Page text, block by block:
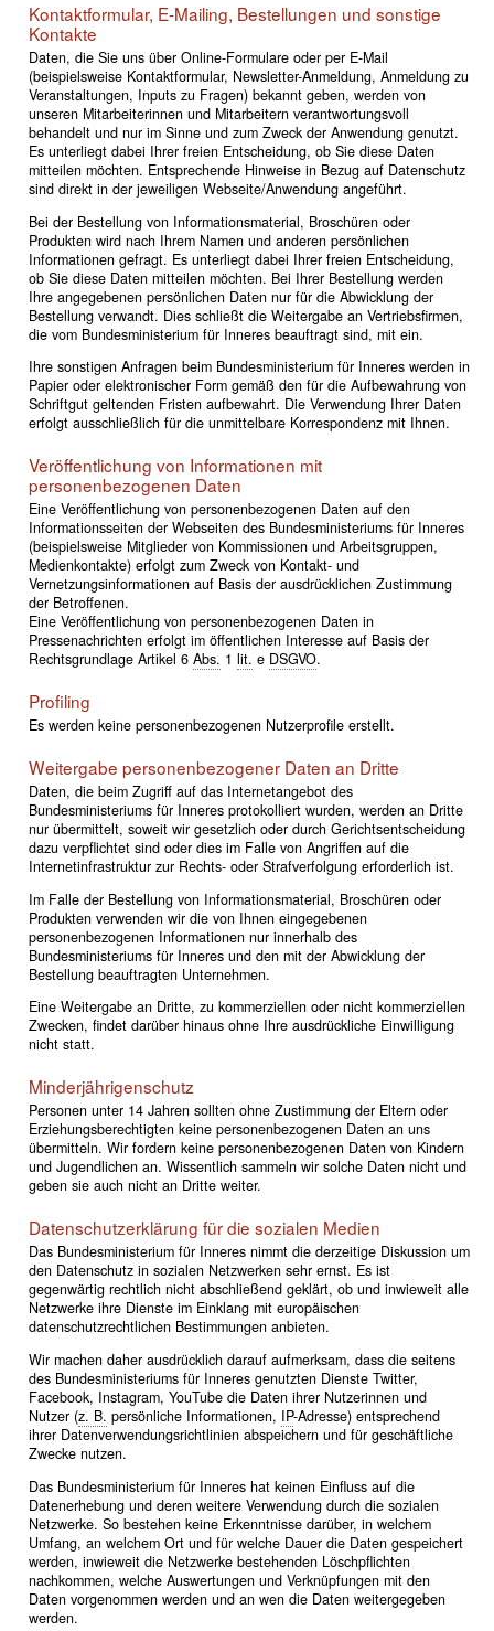
Kontaktformular, E-Mailing, Bestellungen und sonstige
Kontakte
Daten, die Sie uns über Online-Formulare oder per E-Mail
(beispielsweise Kontaktformular, Newsletter-Anmeldung, Anmeldung zu
Veranstaltungen, Inputs zu Fragen) bekannt geben, werden von
unseren Mitarbeiterinnen und Mitarbeitern verantwortungsvoll
behandelt und nur im Sinne und zum Zweck der Anwendung genutzt.
Es unterliegt dabei Ihrer freien Entscheidung, ob Sie diese Daten
mitteilen möchten. Entsprechende Hinweise in Bezug auf Datenschutz
sind direkt in der jeweiligen Webseite/Anwendung angeführt.
Bei der Bestellung von Informationsmaterial, Broschüren oder
Produkten wird nach Ihrem Namen und anderen persönlichen
Informationen gefragt. Es unterliegt dabei Ihrer freien Entscheidung,
ob Sie diese Daten mitteilen möchten. Bei Ihrer Bestellung werden
Ihre angegebenen persönlichen Daten nur für die Abwicklung der
Bestellung verwandt. Dies schließt die Weitergabe an Vertriebsfirmen,
die vom Bundesministerium für Inneres beauftragt sind, mit ein.
Ihre sonstigen Anfragen beim Bundesministerium für Inneres werden in
Papier oder elektronischer Form gemäß den für die Aufbewahrung von
Schriftgut geltenden Fristen aufbewahrt. Die Verwendung Ihrer Daten
erfolgt ausschließlich für die unmittelbare Korrespondenz mit Ihnen.
Veröffentlichung von Informationen mit
personenbezogenen Daten
Eine Veröffentlichung von personenbezogenen Daten auf den
Informationsseiten der Webseiten des Bundesministeriums für Inneres
(beispielsweise Mitglieder von Kommissionen und Arbeitsgruppen,
Medienkontakte) erfolgt zum Zweck von Kontakt- und
Vernetzungsinformationen auf Basis der ausdrücklichen Zustimmung
der Betroffenen.
Eine Veröffentlichung von personenbezogenen Daten in
Pressenachrichten erfolgt im öffentlichen Interesse auf Basis der
Rechtsgrundlage Artikel 6 Abs. 1 lit. e DSGVO.
Profiling
Es werden keine personenbezogenen Nutzerprofile erstellt.
Weitergabe personenbezogener Daten an Dritte
Daten, die beim Zugriff auf das Internetangebot des
Bundesministeriums für Inneres protokolliert wurden, werden an Dritte
nur übermittelt, soweit wir gesetzlich oder durch Gerichtsentscheidung
dazu verpflichtet sind oder dies im Falle von Angriffen auf die
Internetinfrastruktur zur Rechts- oder Strafverfolgung erforderlich ist.
Im Falle der Bestellung von Informationsmaterial, Broschüren oder
Produkten verwenden wir die von Ihnen eingegebenen
personenbezogenen Informationen nur innerhalb des
Bundesministeriums für Inneres und den mit der Abwicklung der
Bestellung beauftragten Unternehmen.
Eine Weitergabe an Dritte, zu kommerziellen oder nicht kommerziellen
Zwecken, findet darüber hinaus ohne Ihre ausdrückliche Einwilligung
nicht statt.
Minderjährigenschutz
Personen unter 14 Jahren sollten ohne Zustimmung der Eltern oder
Erziehungsberechtigten keine personenbezogenen Daten an uns
übermitteln. Wir fordern keine personenbezogenen Daten von Kindern
und Jugendlichen an. Wissentlich sammeln wir solche Daten nicht und
geben sie auch nicht an Dritte weiter.
Datenschutzerklärung für die sozialen Medien
Das Bundesministerium für Inneres nimmt die derzeitige Diskussion um
den Datenschutz in sozialen Netzwerken sehr ernst. Es ist
gegenwärtig rechtlich nicht abschließend geklärt, ob und inwieweit alle
Netzwerke ihre Dienste im Einklang mit europäischen
datenschutzrechtlichen Bestimmungen anbieten.
Wir machen daher ausdrücklich darauf aufmerksam, dass die seitens
des Bundesministeriums für Inneres genutzten Dienste Twitter,
Facebook, Instagram, YouTube die Daten ihrer Nutzerinnen und
Nutzer (z. B. persönliche Informationen, IP-Adresse) entsprechend
ihrer Datenverwendungsrichtlinien abspeichern und für geschäftliche
Zwecke nutzen.
Das Bundesministerium für Inneres hat keinen Einfluss auf die
Datenerhebung und deren weitere Verwendung durch die sozialen
Netzwerke. So bestehen keine Erkenntnisse darüber, in welchem
Umfang, an welchem Ort und für welche Dauer die Daten gespeichert
werden, inwieweit die Netzwerke bestehenden Löschpflichten
nachkommen, welche Auswertungen und Verknüpfungen mit den
Daten vorgenommen werden und an wen die Daten weitergegeben
werden.